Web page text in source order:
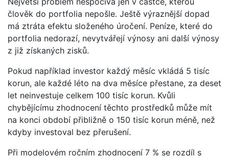
člověk do portfolia nepošle. Ještě výraznější dopad
má ztráta efektu složeného úročení. Peníze, které do
portfolia nedorazí, nevytvářejí výnosy ani další výnosy
z již získaných zisků.
Pokud například investor každý měsíc vkládá 5 tisíc
korun, ale každé léto na dva měsíce přestane, za deset
let neinvestuje celkem 100 tisíc korun. Kvůli
chybějícímu zhodnocení těchto prostředků může mít
na konci období přibližně o 150 tisíc korun méně, než
kdyby investoval bez přerušení.
Při modelovém ročním zhodnocení 7 % se rozdíl s